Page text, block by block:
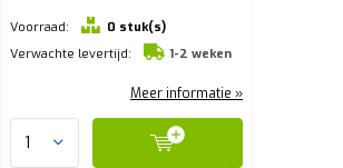
Voorraad:
0 stuk(s)
Verwachte levertijd:
1-2 weken
Meer informatie »